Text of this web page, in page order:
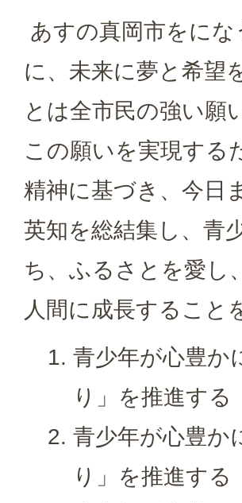
あすの真岡市をに
に、未来に夢と希望
とは全市民の強い願
この願いを実現する
精神に基づき、今日
英知を総結集し、青
ち、ふるさとを愛し
人間に成長すること
青少年が心豊か
り」を推進する
青少年が心豊か
り」を推進する